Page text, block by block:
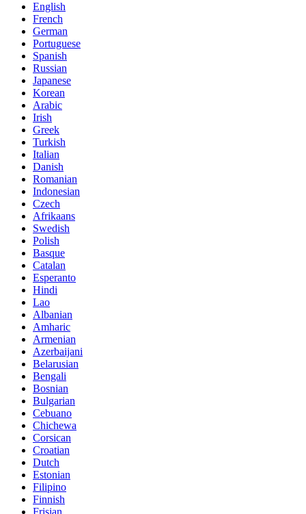
English
French
German
Portuguese
Spanish
Russian
Japanese
Korean
Arabic
Irish
Greek
Turkish
Italian
Danish
Romanian
Indonesian
Czech
Afrikaans
Swedish
Polish
Basque
Catalan
Esperanto
Hindi
Lao
Albanian
Amharic
Armenian
Azerbaijani
Belarusian
Bengali
Bosnian
Bulgarian
Cebuano
Chichewa
Corsican
Croatian
Dutch
Estonian
Filipino
Finnish
Frisian